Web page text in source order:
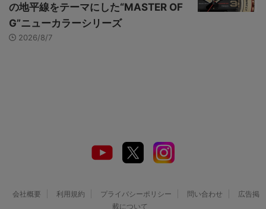
の地平線をテーマにした“MASTER OF
G”ニューカラーシリーズ
2026/8/7
会社概要 利用規約 プライバシーポリシー 問い合わせ
広告掲
載について